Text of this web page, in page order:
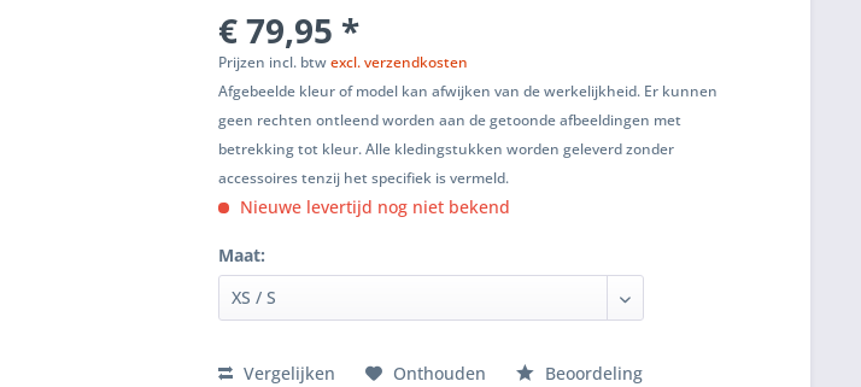
€ 79,95 *
Prijzen incl. btwexcl. verzendkosten
Afgebeelde kleur of model kan afwijken van de werkelijkheid. Er kunnen
geen rechten ontleend worden aan de getoonde afbeeldingen met
betrekking tot kleur. Alle kledingstukken worden geleverd zonder
accessoires tenzij het specifiek is vermeld.
Nieuwe levertijd nog niet bekend
Maat:
Vergelijken Onthouden Beoordeling